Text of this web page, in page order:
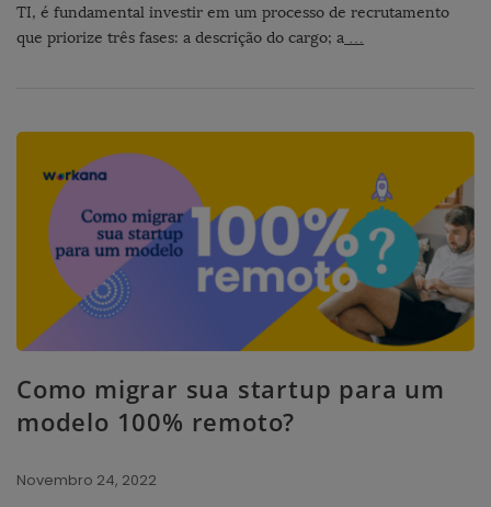
TI, é fundamental investir em um processo de recrutamento
que priorize três fases: a descrição do cargo; a …
Como migrar sua startup para um
modelo 100% remoto?
Novembro 24, 2022